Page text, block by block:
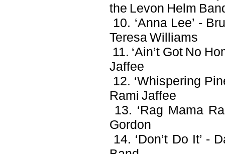
the Levon Helm
10. ‘Anna Lee’ -
Teresa Williams
11. ‘Ain’t Got No
Jaffee
12. ‘Whispering
Rami Jaffee
13. ‘Rag Mama
Gordon
14. ‘Don’t Do It’ -